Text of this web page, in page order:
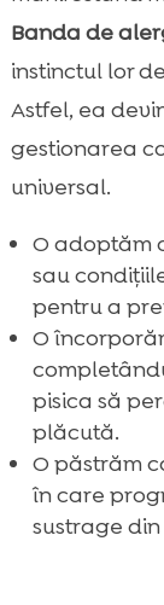
Banda de
instinctul lor
Astfel, ea
gestionarea
universal.
O adoptăm
sau
pentru a
O
pisica să
plăcută.
O păstrăm
în care
sustrage